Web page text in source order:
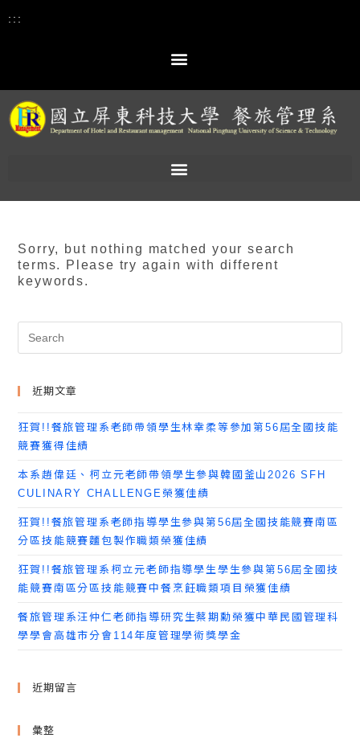
:::
Sorry, but nothing matched your search
terms. Please try again with different
keywords.
近期文章
狂賀!!餐旅管理系老師帶領學生林幸柔等參加第56屆全國技能
競賽獲得佳績
本系趙偉廷、柯立元老師帶領學生參與韓國釜山2026 SFH
CULINARY CHALLENGE榮獲佳績
狂賀!!餐旅管理系老師指導學生參與第56屆全國技能競賽南區
分區技能競賽麵包製作職類榮獲佳績
狂賀!!餐旅管理系柯立元老師指導學生學生參與第56屆全國技
能競賽南區分區技能競賽中餐烹飪職類項目榮獲佳績
餐旅管理系汪仲仁老師指導研究生蔡期勳榮獲中華民國管理科
學學會高雄市分會114年度管理學術獎學金
近期留言
彙整